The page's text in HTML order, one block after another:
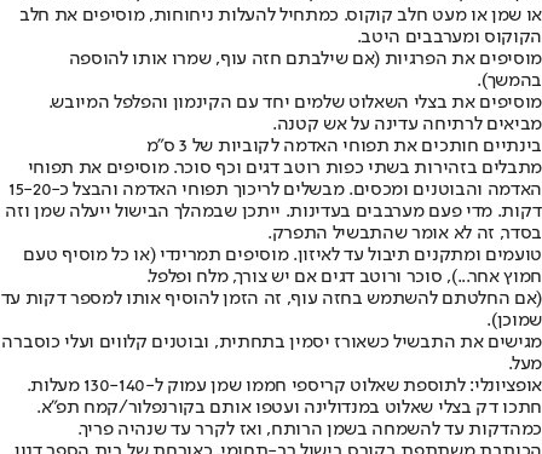
או שמן או מעט חלב קוקוס. כמתחיל להעלות ניחוחות, מוסיפים את חלב
הקוקוס ומערבבים היטב.
מוסיפים את הפרגיות (אם שילבתם חזה עוף, שמרו אותו להוספה
בהמשך).
מוסיפים את בצלי השאלוט שלמים יחד עם הקינמון והפלפל המיובש.
מביאים לרתיחה עדינה על אש קטנה.
בינתיים חותכים את תפוחי האדמה לקוביות של 3 ס"מ
מתבלים בזהירות בשתי כפות רוטב דגים וכף סוכר. מוסיפים את תפוחי
האדמה והבוטנים ומכסים. מבשלים לריכוך תפוחי האדמה והבצל כ-15-20
דקות. מדי פעם מערבבים בעדינות. ייתכן שבמהלך הבישול ייעלה שמן וזה
בסדר, זה לא אומר שהתבשיל התפרק.
טועמים ומתקנים תיבול עד לאיזון. מוסיפים תמרינדי (או כל מוסיף טעם
חמוץ אחר...), סוכר ורוטב דגים אם יש צורך, מלח ופלפל.
(אם החלטתם להשתמש בחזה עוף, זה הזמן להוסיף אותו למספר דקות עד
שמוכן).
מגישים את התבשיל כשאורז יסמין בתחתית, ובוטנים קלווים ועלי כוסברה
מעל.
אופציונלי: לתוספת שאלוט קריספי חממו שמן עמוק ל-130-140 מעלות.
חתכו דק בצלי שאלוט במנדולינה ועטפו אותם בקורנפלור/קמח תפ"א.
כמהדקות עד להשמחה בשמן הרותח, ואז לקרר עד שנהיה פריך.